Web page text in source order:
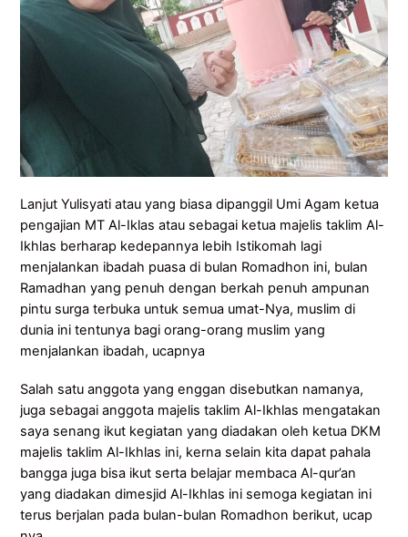
Lanjut Yulisyati atau yang biasa dipanggil Umi Agam ketua
pengajian MT Al-Iklas atau sebagai ketua majelis taklim Al-
Ikhlas berharap kedepannya lebih Istikomah lagi
menjalankan ibadah puasa di bulan Romadhon ini, bulan
Ramadhan yang penuh dengan berkah penuh ampunan
pintu surga terbuka untuk semua umat-Nya, muslim di
dunia ini tentunya bagi orang-orang muslim yang
menjalankan ibadah, ucapnya
Salah satu anggota yang enggan disebutkan namanya,
juga sebagai anggota majelis taklim Al-Ikhlas mengatakan
saya senang ikut kegiatan yang diadakan oleh ketua DKM
majelis taklim Al-Ikhlas ini, kerna selain kita dapat pahala
bangga juga bisa ikut serta belajar membaca Al-qur’an
yang diadakan dimesjid Al-Ikhlas ini semoga kegiatan ini
terus berjalan pada bulan-bulan Romadhon berikut, ucap